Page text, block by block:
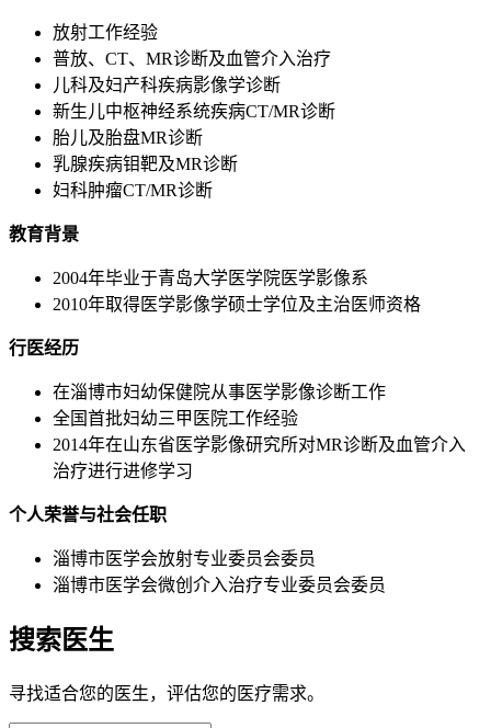
放射工作经验
普放、CT、MR诊断及血管介入治疗
儿科及妇产科疾病影像学诊断
新生儿中枢神经系统疾病CT/MR诊断
胎儿及胎盘MR诊断
乳腺疾病钼靶及MR诊断
妇科肿瘤CT/MR诊断
教育背景
2004年毕业于青岛大学医学院医学影像系
2010年取得医学影像学硕士学位及主治医师资格
行医经历
在淄博市妇幼保健院从事医学影像诊断工作
全国首批妇幼三甲医院工作经验
2014年在山东省医学影像研究所对MR诊断及血管介入
治疗进行进修学习
个人荣誉与社会任职
淄博市医学会放射专业委员会委员
淄博市医学会微创介入治疗专业委员会委员
搜索医生
寻找适合您的医生，评估您的医疗需求。